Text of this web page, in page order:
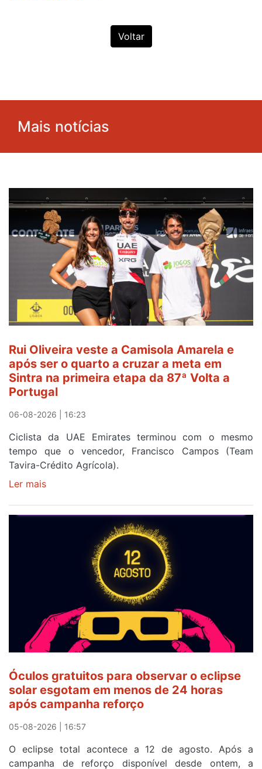
Voltar
Mais notícias
Rui Oliveira veste a Camisola Amarela e
após ser o quarto a cruzar a meta em
Sintra na primeira etapa da 87ª Volta a
Portugal
06-08-2026 | 16:23
Ciclista da UAE Emirates terminou com o mesmo
tempo que o vencedor, Francisco Campos (Team
Tavira-Crédito Agrícola).
Ler mais
ser
o
quarto
a
a
meta
em
Sintra
primeira
etapa
Óculos gratuitos para observar o eclipse
solar esgotam em menos de 24 horas
após campanha reforço
05-08-2026 | 16:57
O eclipse total acontece a 12 de agosto. Após a
campanha de reforço disponível desde ontem, a